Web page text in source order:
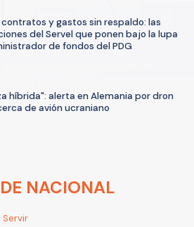
y gastos sin respaldo: las
del Servel que ponen bajo la lupa
de fondos del PDG
híbrida": alerta en Alemania por dron
de avión ucraniano
NACIONAL
Servir